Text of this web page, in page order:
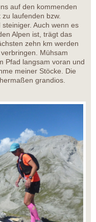
auf den kommenden
laufenden bzw.
Auch wenn es
Alpen ist, trägt das
zehn km werden
Mühsam
Pfad langsam voran und
meiner Stöcke. Die
grandios.